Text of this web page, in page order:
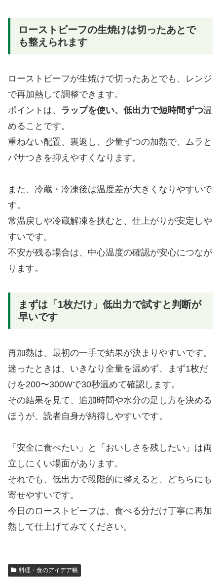
ローストビーフの生焼けは切ったあとで
も整えられます
ローストビーフが生焼けで切ったあとでも、レンジ
で再加熱して調整できます。
ポイントは、 ラップを使い、低出力で短時間ずつ温
めることです。
重ねない配置、裏返し、少量ずつの加熱で、ムラと
パサつきを抑えやすくなります。
また、冷蔵・冷凍後は温度差が大きくなりやすいで
す。
常温戻しや冷蔵解凍を挟むと、仕上がりが安定しや
すいです。
不安が残る場合は、中心温度の確認が安心につなが
ります。
まずは「1枚だけ」低出力で試すと判断が
早いです
再加熱は、最初の一手で結果が決まりやすいです。
迷ったときは、いきなり全量を温めず、まず1枚だ
けを200〜300Wで30秒温めて確認します。
その結果を見て、追加時間や水分の足し方を決める
ほうが、読者自身が納得しやすいです。
「安全に食べたい」と「おいしさを残したい」は両
立しにくい場面があります。
それでも、低出力で段階的に整えると、どちらにも
寄せやすいです。
今日のローストビーフは、食べる分だけ丁寧に再加
熱して仕上げてみてください。
料理・食のアイデア帳